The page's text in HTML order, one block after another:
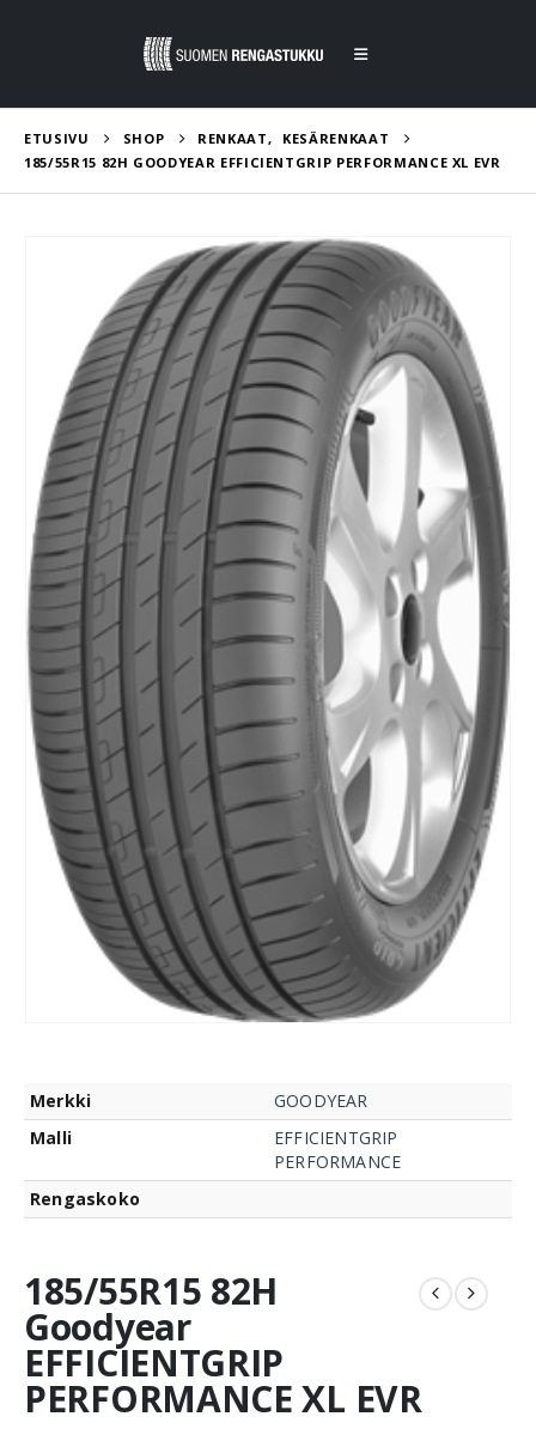
ETUSIVU SHOP RENKAAT,
KESÄRENKAAT
185/55R15 82H GOODYEAR EFFICIENTGRIP PERFORMANCE XL EVR
Merkki
GOODYEAR
Malli
EFFICIENTGRIP
PERFORMANCE
Rengaskoko
185/55R15 82H
Goodyear
EFFICIENTGRIP
PERFORMANCE XL EVR